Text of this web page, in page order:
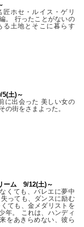
匠ホセ・ルイス・ゲリ
。 行ったことがないの
る土地とそこに暮らす
土)～
に出会った 美しい女の
の街をさまよった。
ーム 9/12(土)～
くても、バレエに夢中
っても、ダンスに励む
ても、金メダリストを
年。 これは、ハンディ
をあきらめない、彼ら